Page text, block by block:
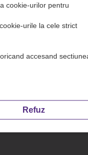
cookie-urilor pentru
urile la cele strict
accesand
Refuz